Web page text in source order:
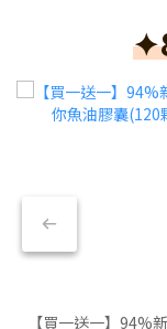
【買一送一】94%